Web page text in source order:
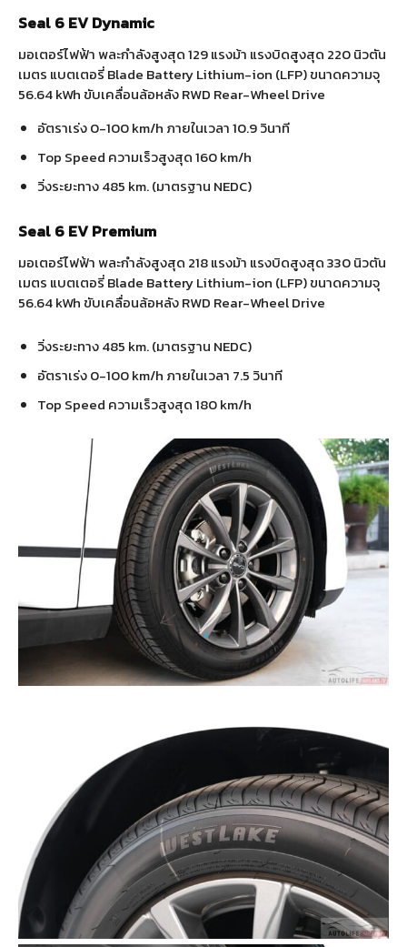
Seal 6 EV Dynamic
มอเตอร์ไฟฟ้า พละกำลังสูงสุด 129 แรงม้า แรงบิดสูงสุด 220 นิวตัน
เมตร แบตเตอรี่ Blade Battery Lithium-ion (LFP) ขนาดความจุ
56.64 kWh ขับเคลื่อนล้อหลัง RWD Rear-Wheel Drive
อัตราเร่ง 0-100 km/h ภายในเวลา 10.9 วินาที
Top Speed ความเร็วสูงสุด 160 km/h
วิ่งระยะทาง 485 km. (มาตรฐาน NEDC)
Seal 6 EV Premium
มอเตอร์ไฟฟ้า พละกำลังสูงสุด 218 แรงม้า แรงบิดสูงสุด 330 นิวตัน
เมตร แบตเตอรี่ Blade Battery Lithium-ion (LFP) ขนาดความจุ
56.64 kWh ขับเคลื่อนล้อหลัง RWD Rear-Wheel Drive
วิ่งระยะทาง 485 km. (มาตรฐาน NEDC)
อัตราเร่ง 0-100 km/h ภายในเวลา 7.5 วินาที
Top Speed ความเร็วสูงสุด 180 km/h